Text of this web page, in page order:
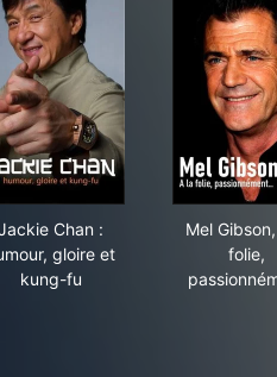
Chan :
gloire et
kung-fu
Mel
folie,